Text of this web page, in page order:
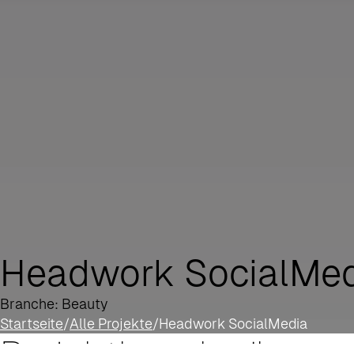
Headwork
Branche: Beauty
Startseite/Alle Projekte/Headwork SocialMedia